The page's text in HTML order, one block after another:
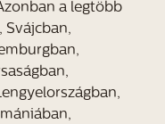
a legtöbb
Svájcban,